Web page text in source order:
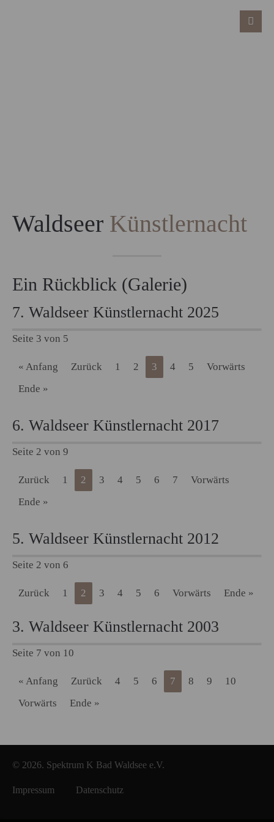
Waldseer Künstlernacht
Ein Rückblick (Galerie)
7. Waldseer Künstlernacht 2025
Seite 3 von 5
« Anfang Zurück 1 2 3 4 5
Vorwärts
Ende »
6. Waldseer Künstlernacht 2017
Seite 2 von 9
Zurück 1 2 3 4 5 6 7
Vorwärts
Ende »
5. Waldseer Künstlernacht 2012
Seite 2 von 6
Zurück 1 2 3 4 5 6 Vorwärts Ende »
3. Waldseer Künstlernacht 2003
Seite 7 von 10
« Anfang Zurück 4 5 6 7 8 9
10
Vorwärts
Ende »
© 2026. Spektrum K Bad Waldsee e.V.
Impressum Datenschutz